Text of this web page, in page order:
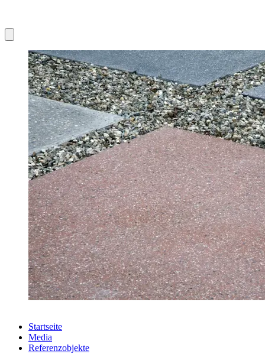
Startseite
Media
Referenzobjekte